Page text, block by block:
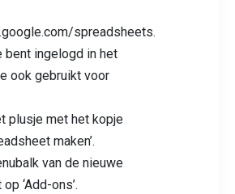
spreadsheets.
bent ingelogd in het
ook gebruikt voor
plusje met het kopje
maken’.
van de nieuwe
‘Add-ons’.